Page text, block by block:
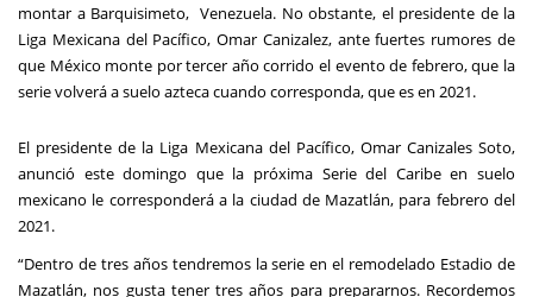
montar a Barquisimeto, Venezuela. No obstante, el presidente de la
Liga Mexicana del Pacífico, Omar Canizalez, ante fuertes rumores de
que México monte por tercer año corrido el evento de febrero, que la
serie volverá a suelo azteca cuando corresponda, que es en 2021.
El presidente de la Liga Mexicana del Pacífico, Omar Canizales Soto,
anunció este domingo que la próxima Serie del Caribe en suelo
mexicano le corresponderá a la ciudad de Mazatlán, para febrero del
2021.
“Dentro de tres años tendremos la serie en el remodelado Estadio de
Mazatlán, nos gusta tener tres años para prepararnos. Recordemos